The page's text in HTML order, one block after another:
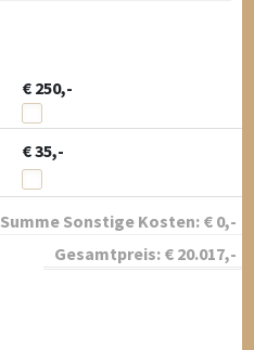
€ 250,-
€ 35,-
Summe Sonstige Kosten: € 0,-
Gesamtpreis: € 20.017,-